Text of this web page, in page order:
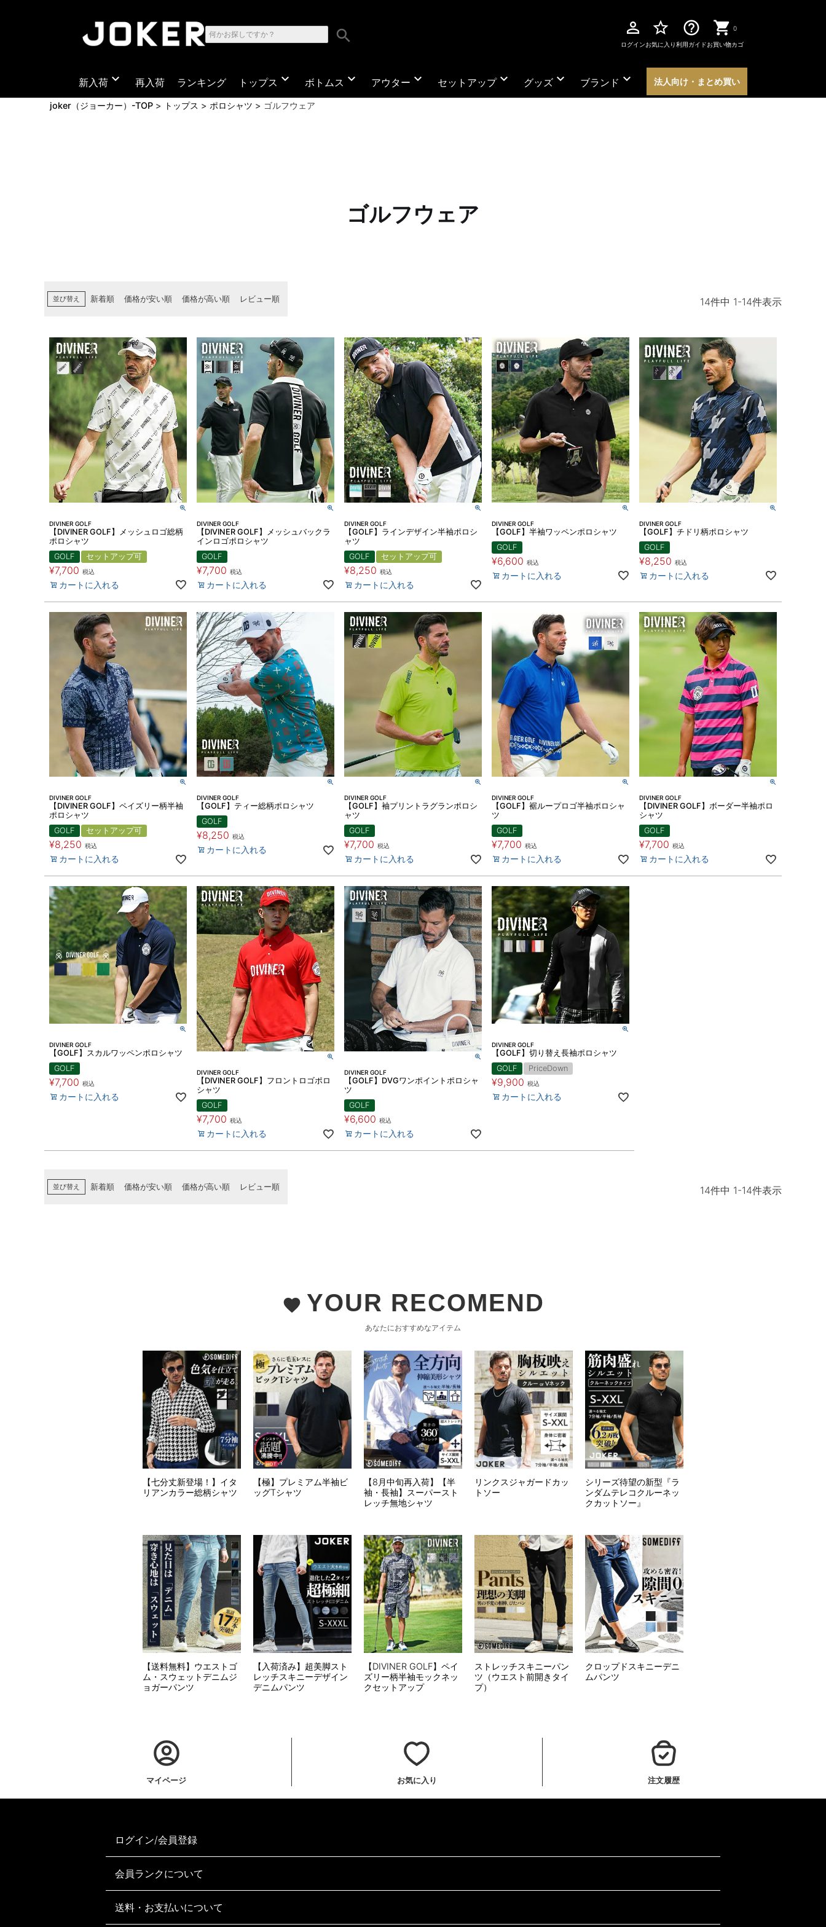
search perm_identity
ログイン
star_border
お気に入り
help_outline
利用ガイド
0
お買い物カゴ
新入荷 expand_more 再入荷 ランキング トップス expand_more ボトムス expand_more アウター expand_more セットアップexpand_more グッズ expand_more ブランド expand_more 法人向け・まとめ買い
joker（ジョーカー）-TOP トップス ポロシャツ ゴルフウェア
ゴルフウェア
並び替え 新着順 価格が安い順 価格が高い順 レビュー順 14件中 1-14件表示
DIVINER GOLF
【DIVINER GOLF】メッシュロゴ総柄
ポロシャツ
GOLF
セットアップ可
¥7,700 税込
カートに入れる
DIVINER GOLF
【DIVINER GOLF】メッシュバックラ
インロゴポロシャツ
GOLF
¥7,700 税込
カートに入れる
DIVINER GOLF
【GOLF】ラインデザイン半袖ポロシ
ャツ
GOLF
セットアップ可
¥8,250 税込
カートに入れる
DIVINER GOLF
【GOLF】半袖ワッペンポロシャツ
GOLF
¥6,600 税込
カートに入れる
DIVINER GOLF
【GOLF】チドリ柄ポロシャツ
GOLF
¥8,250 税込
カートに入れる
DIVINER GOLF
【DIVINER GOLF】ペイズリー柄半袖
ポロシャツ
GOLF
セットアップ可
¥8,250 税込
カートに入れる
DIVINER GOLF
【GOLF】ティー総柄ポロシャツ
GOLF
¥8,250 税込
カートに入れる
DIVINER GOLF
【GOLF】袖プリントラグランポロシ
ャツ
GOLF
¥7,700 税込
カートに入れる
DIVINER GOLF
【GOLF】裾ループロゴ半袖ポロシャ
ツ
GOLF
¥7,700 税込
カートに入れる
DIVINER GOLF
【DIVINER GOLF】ボーダー半袖ポロ
シャツ
GOLF
¥7,700 税込
カートに入れる
DIVINER GOLF
【GOLF】スカルワッペンポロシャツ
GOLF
¥7,700 税込
カートに入れる
DIVINER GOLF
【DIVINER GOLF】フロントロゴポロ
シャツ
GOLF
¥7,700 税込
カートに入れる
DIVINER GOLF
【GOLF】DVGワンポイントポロシャ
ツ
GOLF
¥6,600 税込
カートに入れる
DIVINER GOLF
【GOLF】切り替え長袖ポロシャツ
GOLF
PriceDown
¥9,900 税込
カートに入れる
並び替え 新着順 価格が安い順 価格が高い順 レビュー順 14件中 1-14件表示
favorite YOUR RECOMEND
あなたにおすすめなアイテム
【七分丈新登場！】イタ
リアンカラー総柄シャツ
【極】プレミアム半袖ビ
ッグTシャツ
【8月中旬再入荷】【半
袖・長袖】スーパースト
レッチ無地シャツ
リンクスジャガードカッ
トソー
シリーズ待望の新型『ラ
ンダムテレコクルーネッ
クカットソー』
【送料無料】ウエストゴ
ム・スウェットデニムジ
ョガーパンツ
【入荷済み】超美脚スト
レッチスキニーデザイン
デニムパンツ
【DIVINER GOLF】ペイ
ズリー柄半袖モックネッ
クセットアップ
ストレッチスキニーパン
ツ（ウエスト前開きタイ
プ）
クロップドスキニーデニ
ムパンツ
マイページ お気に入り 注文履歴
ログイン/会員登録
会員ランクについて
送料・お支払いについて